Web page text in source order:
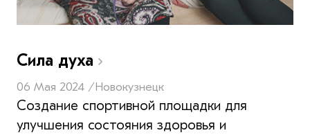
Сила духа
06 Мая 2024 /Новокузнецк
Создание спортивной площадки для
улучшения состояния здоровья и